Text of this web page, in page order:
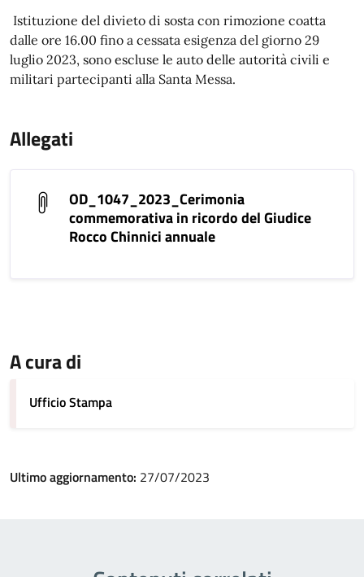
Istituzione del divieto di sosta con rimozione coatta
dalle ore 16.00 fino a cessata esigenza del giorno 29
luglio 2023, sono escluse le auto delle autorità civili e
militari partecipanti alla Santa Messa.
Allegati
OD_1047_2023_Cerimonia
commemorativa in ricordo del Giudice
Rocco Chinnici annuale
A cura di
Ufficio Stampa
Ultimo aggiornamento: 27/07/2023